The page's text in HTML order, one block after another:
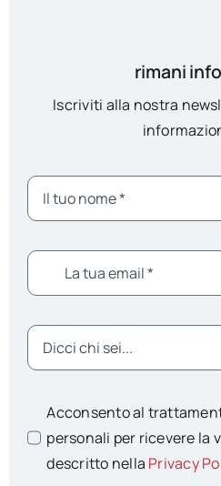
rimani
Iscriviti alla nostra
Acconsento al
personali per ricevere la
descritto nella Privacy